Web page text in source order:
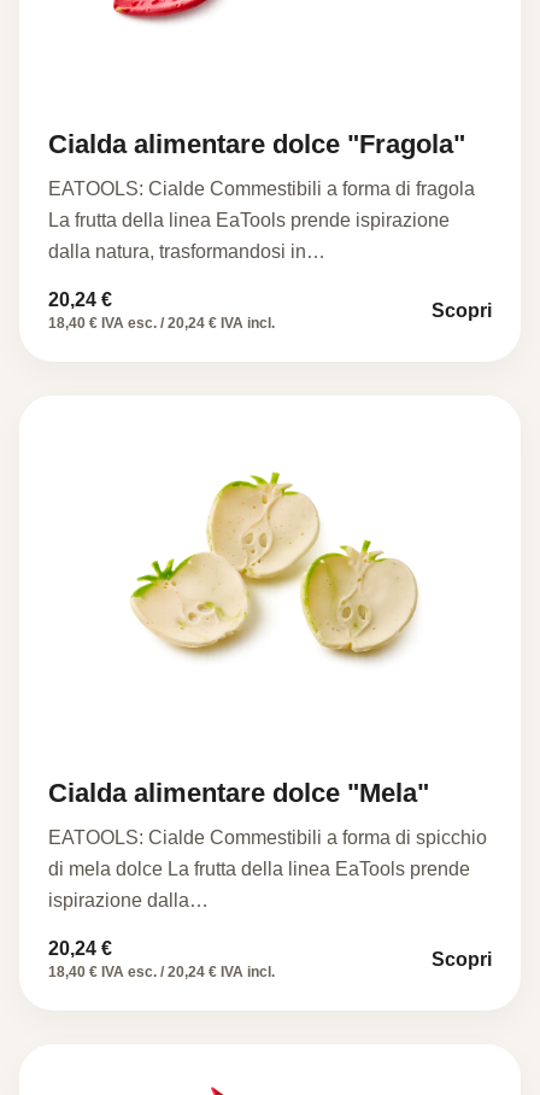
Cialda alimentare dolce "Fragola"
EATOOLS: Cialde Commestibili a forma di fragola
La frutta della linea EaTools prende ispirazione
dalla natura, trasformandosi in…
20,24 €
18,40 € IVA esc. / 20,24 € IVA incl.
Scopri
Cialda alimentare dolce "Mela"
EATOOLS: Cialde Commestibili a forma di spicchio
di mela dolce La frutta della linea EaTools prende
ispirazione dalla…
20,24 €
18,40 € IVA esc. / 20,24 € IVA incl.
Scopri